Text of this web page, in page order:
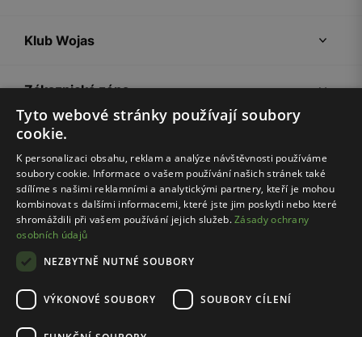
Klub Wojas
Zákaznická zóna
Společnost Wojas
Rady
Tyto webové stránky používají soubory
cookie.
K personalizaci obsahu, reklam a analýze návštěvnosti používáme
soubory cookie. Informace o vašem používání našich stránek také
sdílíme s našimi reklamními a analytickými partnery, kteří je mohou
kombinovat s dalšími informacemi, které jste jim poskytli nebo které
shromáždili při vašem používání jejich služeb.Zásady ochrany
osobních údajů
NEZBYTNĚ NUTNÉ SOUBORY
VÝKONOVÉ SOUBORY SOUBORY CÍLENÍ